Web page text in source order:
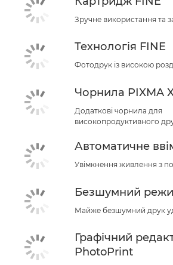
Зручне використання та
Технологія FINE
Фотодрук із високою
Чорнила PIXMA
Додаткові чорнила для
високопродуктивного
Автоматичне
Увімкнення живлення з
Безшумний
Майже безшумний друк
Графічний
PhotoPrint